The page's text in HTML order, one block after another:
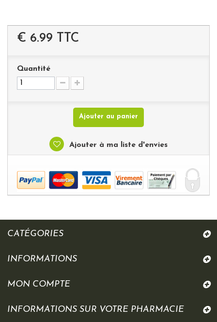
€ 6.99 TTC
Quantité
Ajouter au panier
Ajouter à ma liste d'envies
CATÉGORIES
INFORMATIONS
MON COMPTE
INFORMATIONS SUR VOTRE PHARMACIE